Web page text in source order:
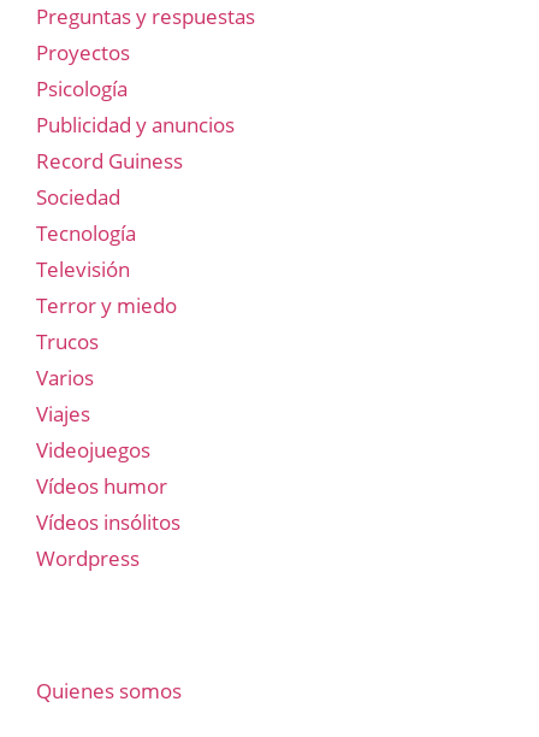
Preguntas y respuestas
Proyectos
Psicología
Publicidad y anuncios
Record Guiness
Sociedad
Tecnología
Televisión
Terror y miedo
Trucos
Varios
Viajes
Videojuegos
Vídeos humor
Vídeos insólitos
Wordpress
Quienes somos